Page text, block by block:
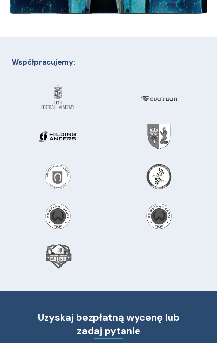
Współpracujemy:
Uzyskaj bezpłatną wycenę lub
zadaj pytanie